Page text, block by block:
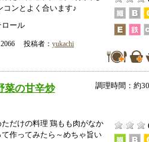
コンとよく合います♪
ロール
投稿者： yukachi
菜の甘辛炒
調理時間：約
だけの料理 鶏もも肉がなか
作ってみたら～めちゃ旨い